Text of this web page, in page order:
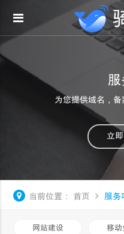
为您提供域名，
立
当前位置： 首页 服务
网站建设 移动